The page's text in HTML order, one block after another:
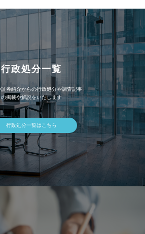
行政処分一覧
券紹介からの行政処分や調査記事
の掲載や解説をいたします
行政処分一覧はこちら